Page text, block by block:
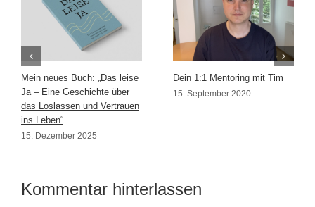
Mein neues Buch: „Das leise
Ja – Eine Geschichte über
das Loslassen und Vertrauen
ins Leben“
15. Dezember 2025
Dein 1:1 Mentoring mit Tim
15. September 2020
Kommentar hinterlassen